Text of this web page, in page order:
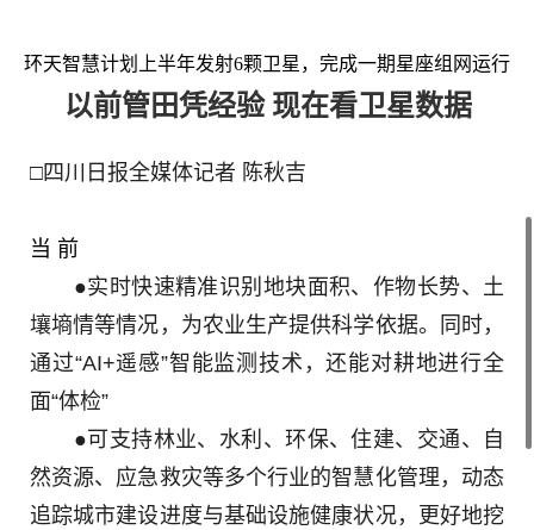
环天智慧计划上半年发射6颗卫星，完成一期星座组网运行
以前管田凭经验 现在看卫星数据
□四川日报全媒体记者 陈秋吉
当 前
●实时快速精准识别地块面积、作物长势、土
壤墒情等情况，为农业生产提供科学依据。同时，
通过“AI+遥感”智能监测技术，还能对耕地进行全
面“体检”
●可支持林业、水利、环保、住建、交通、自
然资源、应急救灾等多个行业的智慧化管理，动态
追踪城市建设进度与基础设施健康状况，更好地挖